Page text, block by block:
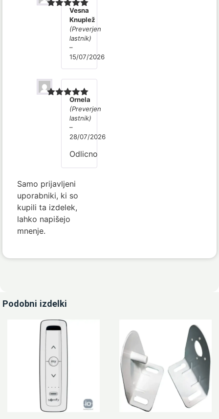
Ocenjeno5
Vesna
Knuplež
(Preverjen
lastnik)
–
15/07/2026
Ocenjeno5
Ornela
(Preverjen
lastnik)
–
28/07/2026
Odlicno
Samo prijavljeni
uporabniki, ki so
kupili ta izdelek,
lahko napišejo
mnenje.
Podobni izdelki